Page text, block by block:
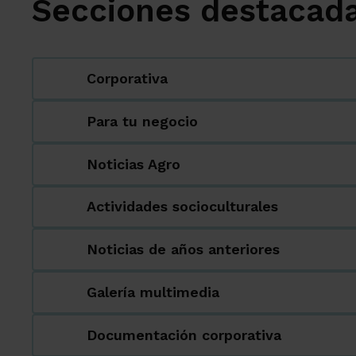
Secciones
Corporativa
Para tu negocio
Noticias Agro
Actividades socioculturales
Noticias de años anteriores
Galería multimedia
Documentación corporativa